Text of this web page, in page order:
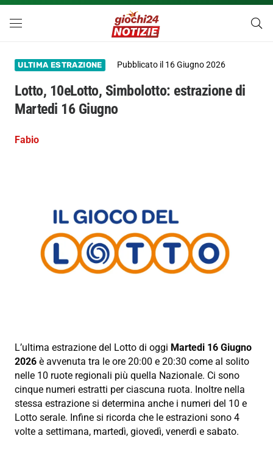
ULTIMA ESTRAZIONE Pubblicato il 16 Giugno 2026
Lotto, 10eLotto, Simbolotto: estrazione di
Martedi 16 Giugno
Fabio
L’ultima estrazione del Lotto di oggi Martedi 16 Giugno
2026 è avvenuta tra le ore 20:00 e 20:30 come al solito
nelle 10 ruote regionali più quella Nazionale. Ci sono
cinque numeri estratti per ciascuna ruota. Inoltre nella
stessa estrazione si determina anche i numeri del 10 e
Lotto serale. Infine si ricorda che le estrazioni sono 4
volte a settimana, martedì, giovedì, venerdì e sabato.